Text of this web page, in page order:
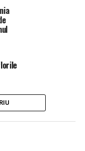
rețeaua de
prezentat
dezastruoasă